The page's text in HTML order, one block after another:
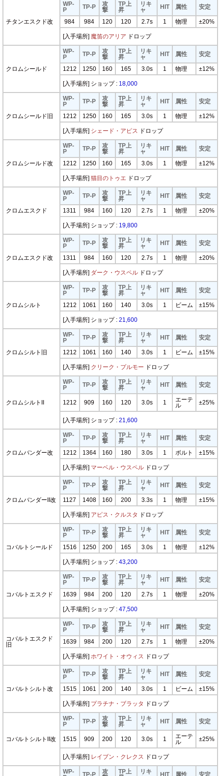
チタンエスクド改
WP-
P
TP-P
攻
撃
TP上
昇
リキ
ャ
HIT 属性 安定
984 984 120 120 2.7s 1 物理 ±20%
[入手場所] 魔笛のアリア ドロップ
クロムシールド
WP-
P
TP-P
攻
撃
TP上
昇
リキ
ャ
HIT 属性 安定
1212 1250 160 165 3.0s 1 物理 ±12%
[入手場所] ショップ : 18,000
クロムシールド旧
WP-
P
TP-P
攻
撃
TP上
昇
リキ
ャ
HIT 属性 安定
1212 1250 160 165 3.0s 1 物理 ±12%
[入手場所] シェード・アピス ドロップ
クロムシールド改
WP-
P
TP-P
攻
撃
TP上
昇
リキ
ャ
HIT 属性 安定
1212 1250 160 165 3.0s 1 物理 ±12%
[入手場所] 猫目のトゥエ ドロップ
クロムエスクド
WP-
P
TP-P
攻
撃
TP上
昇
リキ
ャ
HIT 属性 安定
1311 984 160 120 2.7s 1 物理 ±20%
[入手場所] ショップ : 19,800
クロムエスクド改
WP-
P
TP-P
攻
撃
TP上
昇
リキ
ャ
HIT 属性 安定
1311 984 160 120 2.7s 1 物理 ±20%
[入手場所] ダーク・ウスペルドロップ
クロムシルト
WP-
P
TP-P
攻
撃
TP上
昇
リキ
ャ
HIT 属性 安定
1212 1061 160 140 3.0s 1 ビーム ±15%
[入手場所] ショップ : 21,600
クロムシルト旧
WP-
P
TP-P
攻
撃
TP上
昇
リキ
ャ
HIT 属性 安定
1212 1061 160 140 3.0s 1 ビーム ±15%
[入手場所] クリーク・プルモー ドロップ
クロムシルトII
WP-
P
TP-P
攻
撃
TP上
昇
リキ
ャ
HIT 属性 安定
1212 909 160 120 3.0s 1
エーテ
ル
±25%
[入手場所] ショップ : 21,600
クロムバンダー改
WP-
P
TP-P
攻
撃
TP上
昇
リキ
ャ
HIT 属性 安定
1212 1364 160 180 3.0s 1 ボルト ±15%
[入手場所] マーベル・ウスペルドロップ
クロムバンダーII改
WP-
P
TP-P
攻
撃
TP上
昇
リキ
ャ
HIT 属性 安定
1127 1408 160 200 3.3s 1 物理 ±15%
[入手場所] アピス・クルスタ ドロップ
コバルトシールド
WP-
P
TP-P
攻
撃
TP上
昇
リキ
ャ
HIT 属性 安定
1516 1250 200 165 3.0s 1 物理 ±12%
[入手場所] ショップ : 43,200
コバルトエスクド
WP-
P
TP-P
攻
撃
TP上
昇
リキ
ャ
HIT 属性 安定
1639 984 200 120 2.7s 1 物理 ±20%
[入手場所] ショップ : 47,500
コバルトエスクド
旧
WP-
P
TP-P
攻
撃
TP上
昇
リキ
ャ
HIT 属性 安定
1639 984 200 120 2.7s 1 物理 ±20%
[入手場所] ホワイト・オウィス ドロップ
コバルトシルト改
WP-
P
TP-P
攻
撃
TP上
昇
リキ
ャ
HIT 属性 安定
1515 1061 200 140 3.0s 1 ビーム ±15%
[入手場所] プラチナ・ブラッタ ドロップ
コバルトシルトII改
WP-
P
TP-P
攻
撃
TP上
昇
リキ
ャ
HIT 属性 安定
1515 909 200 120 3.0s 1
エーテ
ル
±25%
[入手場所] レイブン・クレクス ドロップ
WP-
TP-P
攻
TP上
リキ
HIT 属性 安定